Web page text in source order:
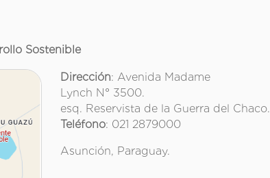
Sostenible
Dirección: Avenida Madame
Lynch N° 3500.
esq. Reservista de la Guerra del Chaco.
Teléfono: 021 2879000
Asunción, Paraguay.